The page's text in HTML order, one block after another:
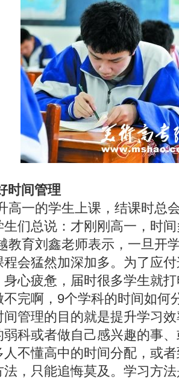
时间管理
高一的学生上课，结课时总
生们总说：才刚刚高一，时
教育刘鑫老师表示，一旦开
程会猛然加深加多。为了应
心疲惫，届时很多学生就
完啊，9个学科的时间如何
管理的目的就是提升学习
弱科或者做自己感兴趣的事
不懂高中的时间分配，或
法，只能追悔莫及。学习方